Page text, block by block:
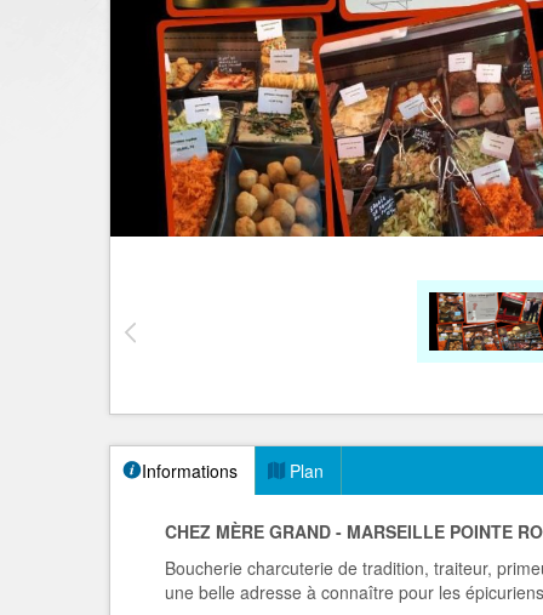
Informations Plan
CHEZ MÈRE GRAND - MARSEILLE POINTE
Boucherie charcuterie de tradition, traiteur,
une belle adresse à connaître pour les